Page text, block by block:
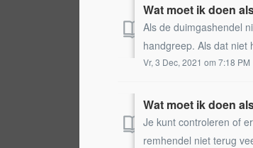
Wat moet ik doen
Als de duimgashendel
handgreep. Als dat niet
Vr, 3 Dec, 2021 om 7:18 PM
Wat moet ik doen
Je kunt controleren of
remhendel niet terug